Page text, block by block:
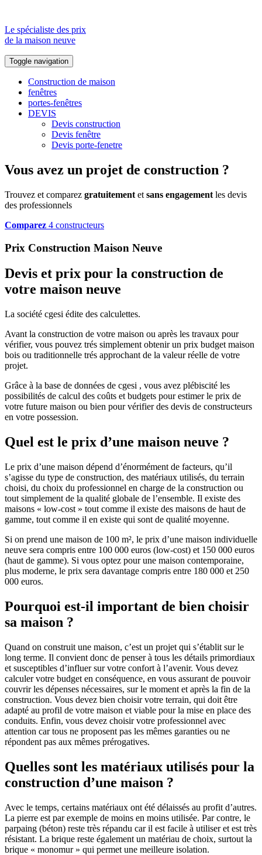
Le spécialiste des prix
de la maison neuve
Toggle navigation
Construction de maison
fenêtres
portes-fenêtres
DEVIS
Devis construction
Devis fenêtre
Devis porte-fenetre
Vous avez un projet de construction ?
Trouvez et comparez gratuitement et sans engagement les devis
des professionnels
Comparez 4 constructeurs
Prix Construction Maison Neuve
Devis et prix pour la construction de
votre maison neuve
La société cgesi édite des calculettes.
Avant la construction de votre maison ou après les travaux pour
vérifier, vous pouvez trés simplement obtenir un prix budget maison
bois ou traditionnelle trés approchant de la valeur réelle de votre
projet.
Grâce à la base de données de cgesi , vous avez plébiscité les
possibilités de calcul des coûts et budgets pour estimer le prix de
votre future maison ou bien pour vérifier des devis de constructeurs
en votre possession.
Quel est le prix d’une maison neuve ?
Le prix d’une maison dépend d’énormément de facteurs, qu’il
s’agisse du type de construction, des matériaux utilisés, du terrain
choisi, du choix du professionnel en charge de la construction ou
tout simplement de la qualité globale de l’ensemble. Il existe des
maisons « low-cost » tout comme il existe des maisons de haut de
gamme, tout comme il en existe qui sont de qualité moyenne.
Si on prend une maison de 100 m², le prix d’une maison individuelle
neuve sera compris entre 100 000 euros (low-cost) et 150 000 euros
(haut de gamme). Si vous optez pour une maison contemporaine,
plus moderne, le prix sera davantage compris entre 180 000 et 250
000 euros.
Pourquoi est-il important de bien choisir
sa maison ?
Quand on construit une maison, c’est un projet qui s’établit sur le
long terme. Il convient donc de penser à tous les détails primordiaux
et susceptibles d’influer sur votre confort à l’avenir. Vous devez
calculer votre budget en conséquence, en vous assurant de pouvoir
couvrir les dépenses nécessaires, sur le moment et après la fin de la
construction. Vous devez bien choisir votre terrain, qui doit être
adapté au profil de votre maison et viable pour la mise en place des
conduits. Enfin, vous devez choisir votre professionnel avec
attention car tous ne proposent pas les mêmes garanties ou ne
répondent pas aux mêmes prérogatives.
Quelles sont les matériaux utilisés pour la
construction d’une maison ?
Avec le temps, certains matériaux ont été délaissés au profit d’autres.
La pierre est par exemple de moins en moins utilisée. Par contre, le
parpaing (béton) reste très répandu car il est facile à utiliser et est très
résistant. La brique reste également un matériau de choix, surtout la
brique « monomur » qui permet une meilleure isolation.